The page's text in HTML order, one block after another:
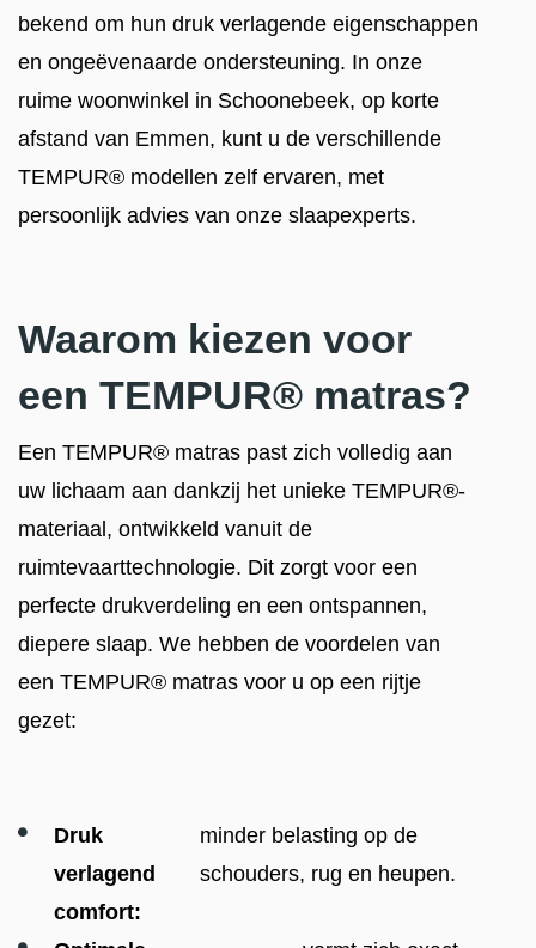
bekend om hun druk verlagende eigenschappen
en ongeëvenaarde ondersteuning. In onze
ruime woonwinkel in Schoonebeek, op korte
afstand van Emmen, kunt u de verschillende
TEMPUR® modellen zelf ervaren, met
persoonlijk advies van onze slaapexperts.
Waarom kiezen voor
een TEMPUR® matras?
Een TEMPUR® matras past zich volledig aan
uw lichaam aan dankzij het unieke TEMPUR®-
materiaal, ontwikkeld vanuit de
ruimtevaarttechnologie. Dit zorgt voor een
perfecte drukverdeling en een ontspannen,
diepere slaap. We hebben de voordelen van
een TEMPUR® matras voor u op een rijtje
gezet:
Druk
verlagend
comfort:
minder belasting op de
schouders, rug en heupen.